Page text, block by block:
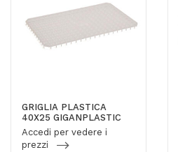
GRIGLIA PLASTICA
40X25 GIGANPLASTIC
Accedi per vedere i
prezzi